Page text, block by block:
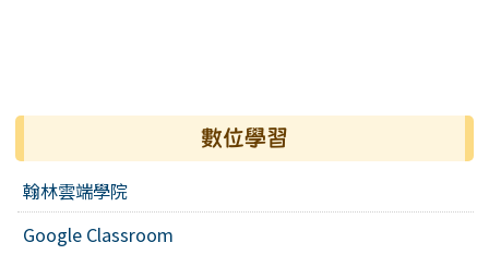
數位學習
翰林雲端學院
Google Classroom